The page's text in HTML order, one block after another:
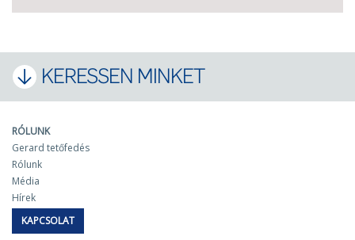
KERESSEN MINKET
RÓLUNK
Gerard tetőfedés
Rólunk
Média
Hírek
KAPCSOLAT